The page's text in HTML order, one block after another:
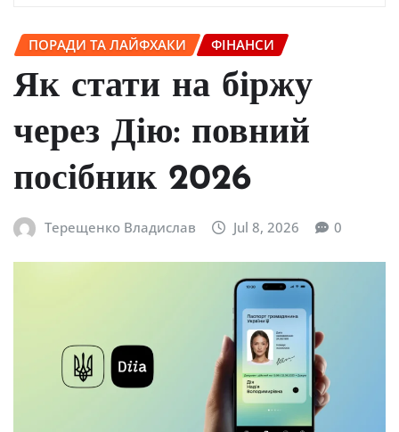
ПОРАДИ ТА ЛАЙФХАКИ ФІНАНСИ
Як стати на біржу
через Дію: повний
посібник 2026
Терещенко Владислав Jul 8, 2026 0